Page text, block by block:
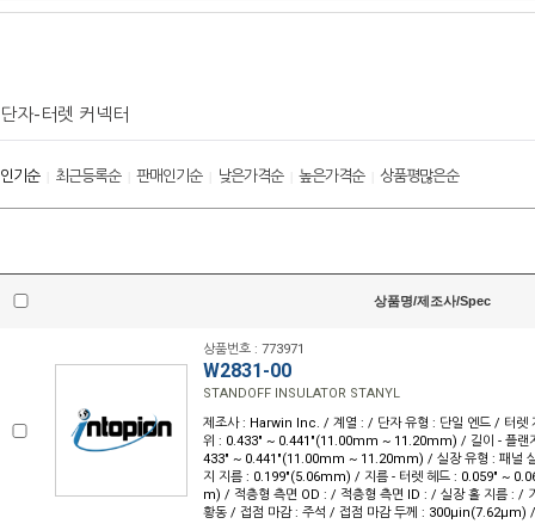
단자-터렛 커넥터
인기순| 최근등록순| 판매인기순| 낮은가격순| 높은가격순| 상품평많은순
상품명/제조사/Spec
상품번호 : 773971
W2831-00
STANDOFF INSULATOR STANYL
제조사 : Harwin Inc. / 계열 : / 단자 유형 : 단일 엔드 / 터렛
위 : 0.433" ~ 0.441"(11.00mm ~ 11.20mm) / 길이 - 플랜
433" ~ 0.441"(11.00mm ~ 11.20mm) / 실장 유형 : 패널
지 지름 : 0.199"(5.06mm) / 지름 - 터렛 헤드 : 0.059" ~
m) / 적층형 측면 OD : / 적층형 측면 ID : / 실장 홀 지름 : /
황동 / 접점 마감 : 주석 / 접점 마감 두께 : 300µin(7.62µm)